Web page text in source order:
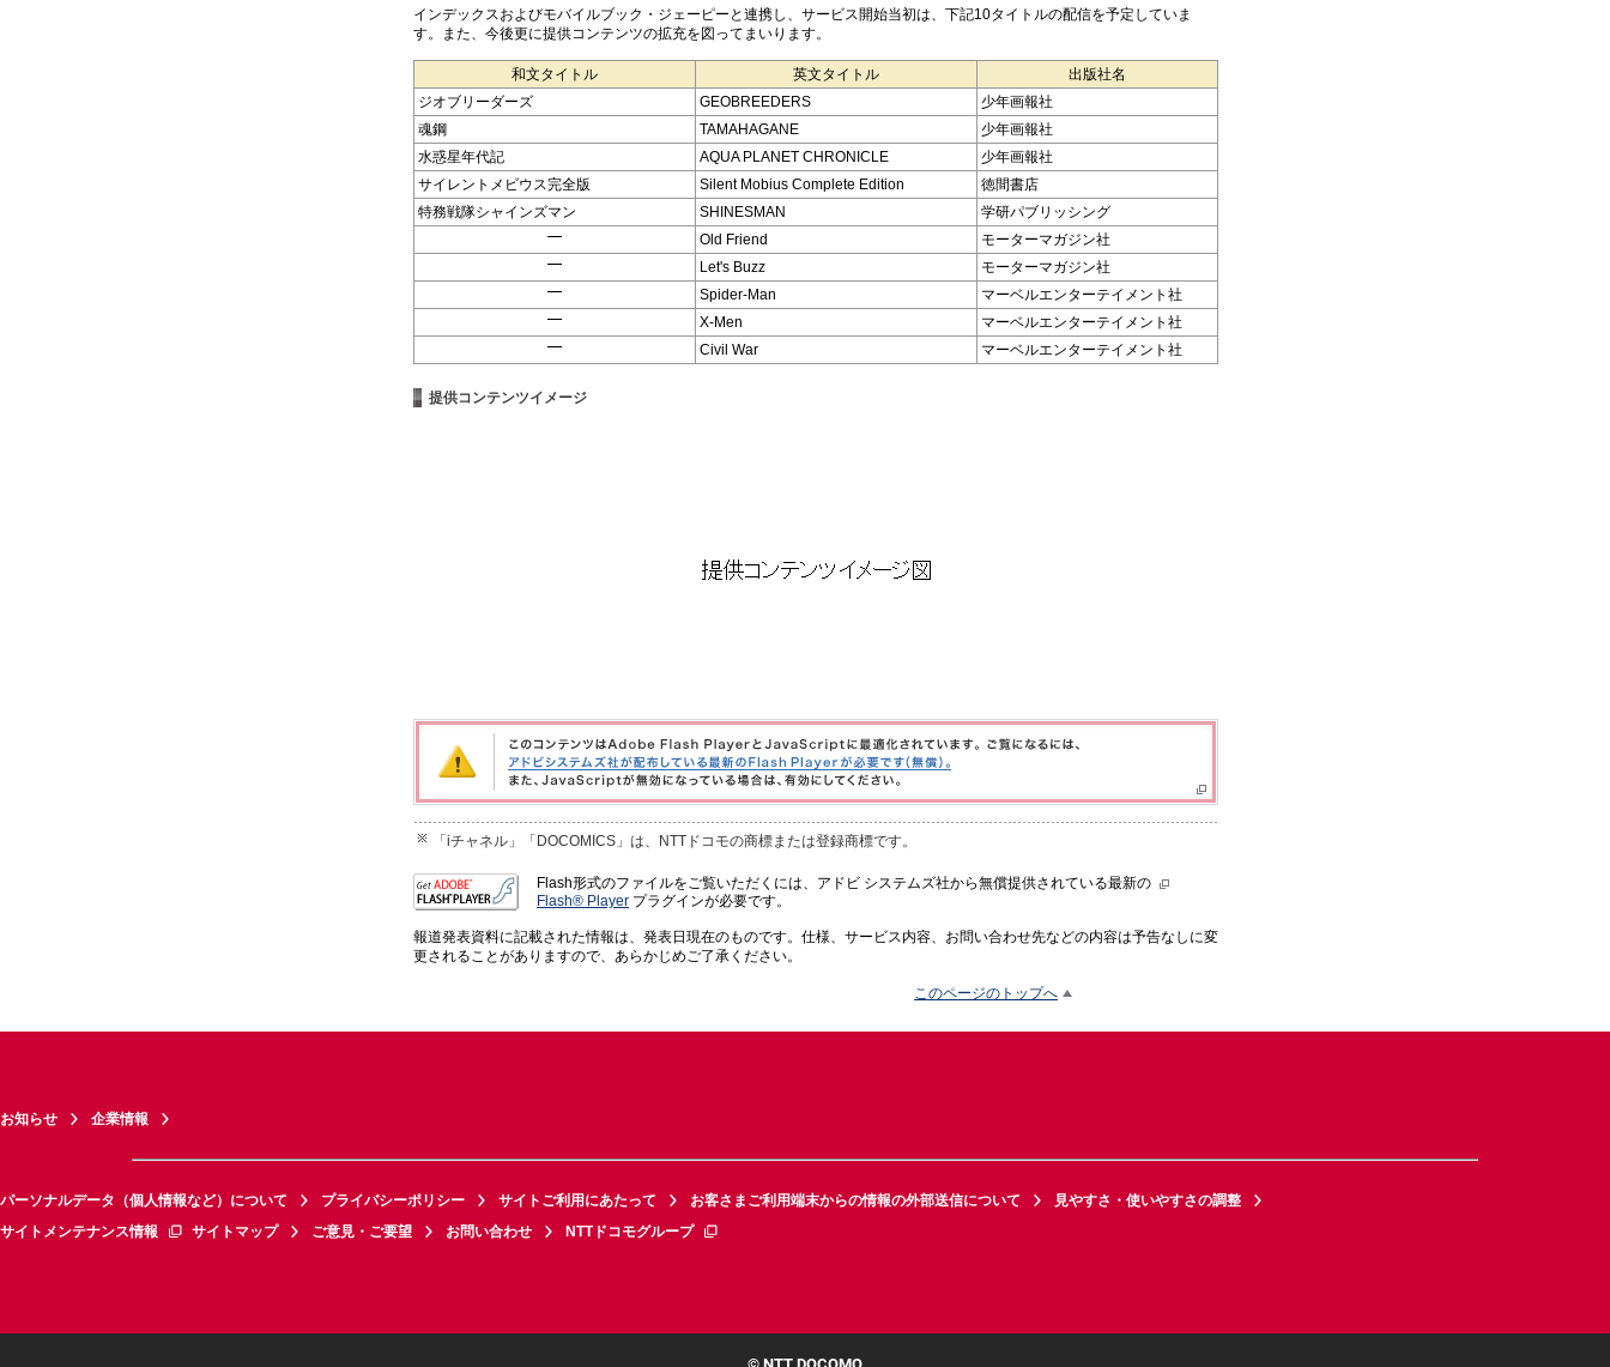
インデックスおよびモバイルブック・ジェーピーと連携し、サービス開始当初は、下記10タイトルの配信を予定していま
す。また、今後更に提供コンテンツの拡充を図ってまいります。
和文タイトル 英文タイトル
出版社名
ジオブリーダーズ
GEOBREEDERS
少年画報社
魂鋼
TAMAHAGANE
少年画報社
水惑星年代記
AQUA PLANET CHRONICLE
少年画報社
サイレントメビウス完全版
Silent Mobius Complete Edition
徳間書店
特務戦隊シャインズマン
SHINESMAN
学研パブリッシング
Old Friend
モーターマガジン社
Let's Buzz
モーターマガジン社
Spider-Man
マーベルエンターテイメント社
X-Men
マーベルエンターテイメント社
Civil War
マーベルエンターテイメント社
提供コンテンツイメージ
「iチャネル」「DOCOMICS」は、NTTドコモの商標または登録商標です。
Flash形式のファイルをご覧いただくには、アドビ システムズ社から無償提供されている最新の
Flash® Player プラグインが必要です。
報道発表資料に記載された情報は、発表日現在のものです。仕様、サービス内容、お問い合わせ先などの内容は予告なしに変
更されることがありますので、あらかじめご了承ください。
このページのトップへ
お知らせ 企業情報
パーソナルデータ（個人情報など）について プライバシーポリシー サイトご利用にあたって お客さまご利用端末からの情報の外部送信について
見やすさ・使いやすさの調整
サイトメンテナンス情報
サイトマップ ご意見・ご要望 お問い合わせ NTTドコモグループ